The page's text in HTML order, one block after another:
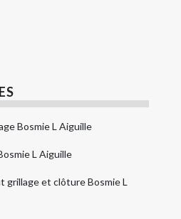
Bosmie L Aiguille
L Aiguille
grillage et clôture Bosmie L